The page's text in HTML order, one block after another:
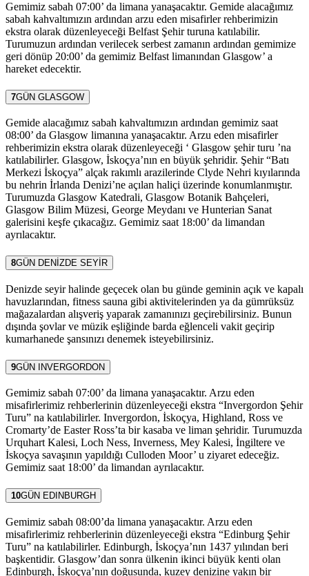
Gemimiz sabah 07:00’ da limana yanaşacaktır. Gemide alacağımız
sabah kahvaltımızın ardından arzu eden misafirler rehberimizin
ekstra olarak düzenleyeceği Belfast Şehir turuna katılabilir.
Turumuzun ardından verilecek serbest zamanın ardından gemimize
geri dönüp 20:00’ da gemimiz Belfast limanından Glasgow’ a
hareket edecektir.
7GÜN GLASGOW
Gemide alacağımız sabah kahvaltımızın ardından gemimiz saat
08:00’ da Glasgow limanına yanaşacaktır. Arzu eden misafirler
rehberimizin ekstra olarak düzenleyeceği ‘ Glasgow şehir turu ’na
katılabilirler. Glasgow, İskoçya’nın en büyük şehridir. Şehir “Batı
Merkezi İskoçya” alçak rakımlı arazilerinde Clyde Nehri kıyılarında
bu nehrin İrlanda Denizi’ne açılan haliçi üzerinde konumlanmıştır.
Turumuzda Glasgow Katedrali, Glasgow Botanik Bahçeleri,
Glasgow Bilim Müzesi, George Meydanı ve Hunterian Sanat
galerisini keşfe çıkacağız. Gemimiz saat 18:00’ da limandan
ayrılacaktır.
8GÜN DENİZDE SEYİR
Denizde seyir halinde geçecek olan bu günde geminin açık ve kapalı
havuzlarından, fitness sauna gibi aktivitelerinden ya da gümrüksüz
mağazalardan alışveriş yaparak zamanınızı geçirebilirsiniz. Bunun
dışında şovlar ve müzik eşliğinde barda eğlenceli vakit geçirip
kumarhanede şansınızı denemek isteyebilirsiniz.
9GÜN INVERGORDON
Gemimiz sabah 07:00’ da limana yanaşacaktır. Arzu eden
misafirlerimiz rehberlerinin düzenleyeceği ekstra “Invergordon Şehir
Turu” na katılabilirler. Invergordon, İskoçya, Highland, Ross ve
Cromarty’de Easter Ross’ta bir kasaba ve liman şehridir. Turumuzda
Urquhart Kalesi, Loch Ness, Inverness, Mey Kalesi, İngiltere ve
İskoçya savaşının yapıldığı Culloden Moor’ u ziyaret edeceğiz.
Gemimiz saat 18:00’ da limandan ayrılacaktır.
10GÜN EDINBURGH
Gemimiz sabah 08:00’da limana yanaşacaktır. Arzu eden
misafirlerimiz rehberlerinin düzenleyeceği ekstra “Edinburg Şehir
Turu” na katılabilirler. Edinburgh, İskoçya’nın 1437 yılından beri
başkentidir. Glasgow’dan sonra ülkenin ikinci büyük kenti olan
Edinburgh, İskoçya’nın doğusunda, kuzey denizine yakın bir